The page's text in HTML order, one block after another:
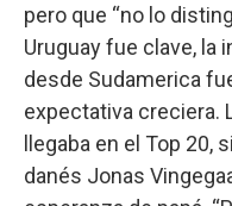
pero que “no lo
Uruguay fue clave, la
desde Sudamerica
expectativa creciera.
llegaba en el Top 20,
danés Jonas